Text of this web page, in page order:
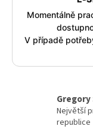
Momentálně
V případě
Největší
republice